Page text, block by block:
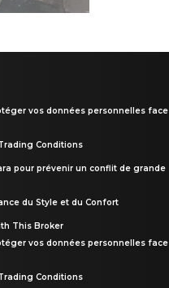
vos données personnelles face
Conditions
pour prévenir un conflit de grande
du Style et du Confort
This Broker
vos données personnelles face
Conditions